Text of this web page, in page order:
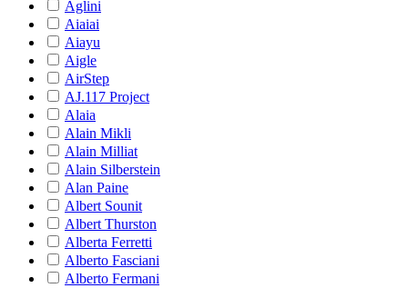
Aglini
Aiaiai
Aiayu
Aigle
AirStep
AJ.117 Project
Alaia
Alain Mikli
Alain Milliat
Alain Silberstein
Alan Paine
Albert Sounit
Albert Thurston
Alberta Ferretti
Alberto Fasciani
Alberto Fermani